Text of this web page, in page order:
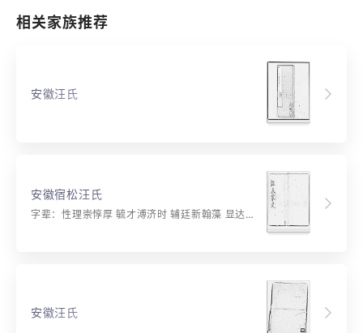
相关家族推荐
安徽汪氏
安徽宿松汪氏
字辈：性理崇惇厚 毓才溥济时 辅廷新翰藻 显达振鸿仪 导大必原盛 功宗衍庆长 承先传祖泽 世德启禜光 唐宋开家第 琼枝万代芳 诗书裕后季 事业振中邦
安徽汪氏